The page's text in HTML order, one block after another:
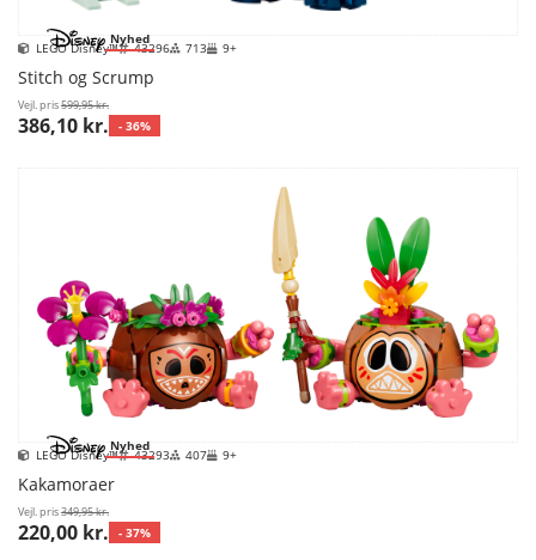
Nyhed
LEGO Disney™ 43296 713 9+
Stitch og Scrump
Vejl. pris599,95 kr.
386,10 kr. - 36%
Nyhed
LEGO Disney™ 43293 407 9+
Kakamoraer
Vejl. pris349,95 kr.
220,00 kr. - 37%